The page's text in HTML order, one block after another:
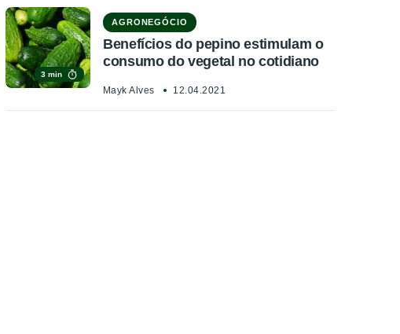
3 min
AGRONEGÓCIO
Benefícios do pepino estimulam o
consumo do vegetal no cotidiano
Mayk Alves 12.04.2021